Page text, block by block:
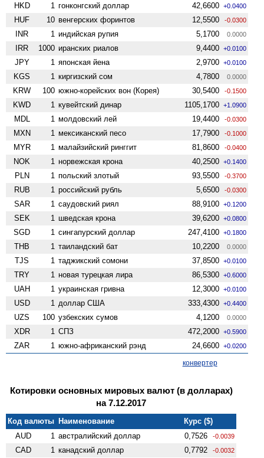
HKD 1 гонконгский доллар 42,6600 +0.0400
HUF 10 венгерских форинтов 12,5500 -0.0300
INR 1 индийская рупия 5,1700 0.0000
IRR 1000 иранских риалов 9,4400 +0.0100
JPY 1 японская йена 2,9700 +0.0100
KGS 1 киргизский сом 4,7800 0.0000
KRW 100 южно-корейских вон (Корея) 30,5400 -0.1500
KWD 1 кувейтский динар 1105,1700 +1.0900
MDL 1 молдовский лей 19,4400 -0.0300
MXN 1 мексиканский песо 17,7900 -0.1000
MYR 1 малайзийский ринггит 81,8600 -0.0400
NOK 1 норвежская крона 40,2500 +0.1400
PLN 1 польский злотый 93,5500 -0.3700
RUB 1 российский рубль 5,6500 -0.0300
SAR 1 саудовский риял 88,9100 +0.1200
SEK 1 шведская крона 39,6200 +0.0800
SGD 1 сингапурский доллар 247,4100 +0.1800
THB 1 таиландский бат 10,2200 0.0000
TJS 1 таджикский сомони 37,8500 +0.0100
TRY 1 новая турецкая лира 86,5300 +0.6000
UAH 1 украинская гривна 12,3000 +0.0100
USD 1 доллар США 333,4300 +0.4400
UZS 100 узбекских сумов 4,1200 0.0000
XDR 1 СПЗ 472,2000 +0.5900
ZAR 1 южно-африканский рэнд 24,6600 +0.0200
конвертер
Котировки основных мировых валют (в долларах)
на 7.12.2017
Код валюты Наименование
Курс ($)
AUD
1 австралийский доллар 0,7526 -0.0039
CAD 1 канадский доллар 0,7792 -0.0032